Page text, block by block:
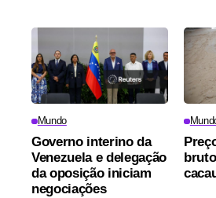
Mundo
Governo interino da
Venezuela e delegação
da oposição iniciam
negociações